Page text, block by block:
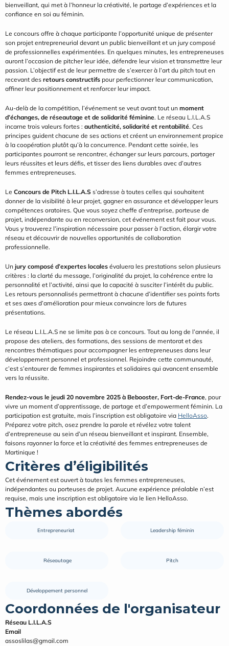
bienveillant, qui met à l’honneur la créativité, le partage d’expériences et la
confiance en soi au féminin.
Le concours offre à chaque participante l’opportunité unique de présenter
son projet entrepreneurial devant un public bienveillant et un jury composé
de professionnelles expérimentées. En quelques minutes, les entrepreneuses
auront l’occasion de pitcher leur idée, défendre leur vision et transmettre leur
passion. L’objectif est de leur permettre de s’exercer à l’art du pitch tout en
recevant des retours constructifs pour perfectionner leur communication,
affiner leur positionnement et renforcer leur impact.
Au-delà de la compétition, l’événement se veut avant tout un moment
d’échanges, de réseautage et de solidarité féminine. Le réseau L.I.L.A.S
incarne trois valeurs fortes : authenticité, solidarité et rentabilité. Ces
principes guident chacune de ses actions et créent un environnement propice
à la coopération plutôt qu’à la concurrence. Pendant cette soirée, les
participantes pourront se rencontrer, échanger sur leurs parcours, partager
leurs réussites et leurs défis, et tisser des liens durables avec d’autres
femmes entrepreneuses.
Le Concours de Pitch L.I.L.A.S s’adresse à toutes celles qui souhaitent
donner de la visibilité à leur projet, gagner en assurance et développer leurs
compétences oratoires. Que vous soyez cheffe d’entreprise, porteuse de
projet, indépendante ou en reconversion, cet événement est fait pour vous.
Vous y trouverez l’inspiration nécessaire pour passer à l’action, élargir votre
réseau et découvrir de nouvelles opportunités de collaboration
professionnelle.
Un jury composé d’expertes locales évaluera les prestations selon plusieurs
critères : la clarté du message, l’originalité du projet, la cohérence entre la
personnalité et l’activité, ainsi que la capacité à susciter l’intérêt du public.
Les retours personnalisés permettront à chacune d’identifier ses points forts
et ses axes d’amélioration pour mieux convaincre lors de futures
présentations.
Le réseau L.I.L.A.S ne se limite pas à ce concours. Tout au long de l’année, il
propose des ateliers, des formations, des sessions de mentorat et des
rencontres thématiques pour accompagner les entrepreneuses dans leur
développement personnel et professionnel. Rejoindre cette communauté,
c’est s’entourer de femmes inspirantes et solidaires qui avancent ensemble
vers la réussite.
Rendez-vous le jeudi 20 novembre 2025 à Bebooster, Fort-de-France, pour
vivre un moment d’apprentissage, de partage et d’empowerment féminin. La
participation est gratuite, mais l’inscription est obligatoire via HelloAsso.
Préparez votre pitch, osez prendre la parole et révélez votre talent
d’entrepreneuse au sein d’un réseau bienveillant et inspirant. Ensemble,
faisons rayonner la force et la créativité des femmes entrepreneuses de
Martinique !
Critères d’éligibilités
Cet événement est ouvert à toutes les femmes entrepreneuses,
indépendantes ou porteuses de projet. Aucune expérience préalable n’est
requise, mais une inscription est obligatoire via le lien HelloAsso.
Thèmes abordés
Entrepreneuriat Leadership féminin
Réseautage Pitch
Développement personnel
Coordonnées de l'organisateur
Réseau L.I.L.A.S
Email
assoslilas@gmail.com